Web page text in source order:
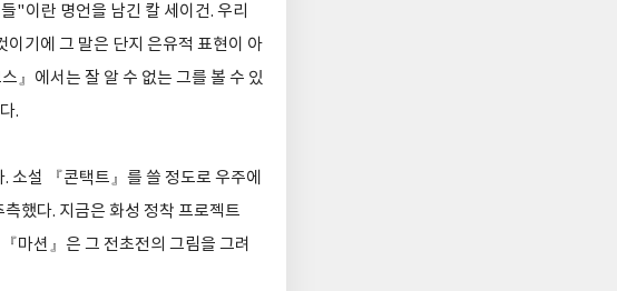
"이란 명언을 남긴 칼 세이건. 우리
기에 그 말은 단지 은유적 표현이 아
』에서는 잘 알 수 없는 그를 볼 수 있
.
소설 『콘택트』를 쓸 정도로 우주에
했다. 지금은 화성 정착 프로젝트
마션』은 그 전초전의 그림을 그려